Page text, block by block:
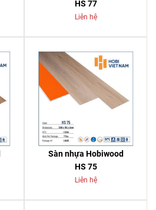
HS 77
Liên hệ
Sàn nhựa Hobiwood
HS 75
Liên hệ